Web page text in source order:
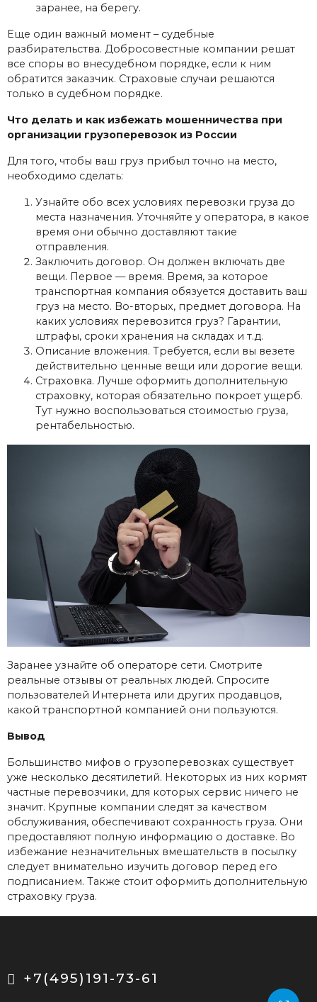
заранее, на берегу.
Еще один важный момент – судебные
разбирательства. Добросовестные компании решат
все споры во внесудебном порядке, если к ним
обратится заказчик. Страховые случаи решаются
только в судебном порядке.
Что делать и как избежать мошенничества при
организации грузоперевозок из России
Для того, чтобы ваш груз прибыл точно на место,
необходимо сделать:
Узнайте обо всех условиях перевозки груза до
места назначения. Уточняйте у оператора, в какое
время они обычно доставляют такие
отправления.
Заключить договор. Он должен включать две
вещи. Первое — время. Время, за которое
транспортная компания обязуется доставить ваш
груз на место. Во-вторых, предмет договора. На
каких условиях перевозится груз? Гарантии,
штрафы, сроки хранения на складах и т.д.
Описание вложения. Требуется, если вы везете
действительно ценные вещи или дорогие вещи.
Страховка. Лучше оформить дополнительную
страховку, которая обязательно покроет ущерб.
Тут нужно воспользоваться стоимостью груза,
рентабельностью.
Заранее узнайте об операторе сети. Смотрите
реальные отзывы от реальных людей. Спросите
пользователей Интернета или других продавцов,
какой транспортной компанией они пользуются.
Вывод
Большинство мифов о грузоперевозках существует
уже несколько десятилетий. Некоторых из них кормят
частные перевозчики, для которых сервис ничего не
значит. Крупные компании следят за качеством
обслуживания, обеспечивают сохранность груза. Они
предоставляют полную информацию о доставке. Во
избежание незначительных вмешательств в посылку
следует внимательно изучить договор перед его
подписанием. Также стоит оформить дополнительную
страховку груза.
+7(495)191-73-61